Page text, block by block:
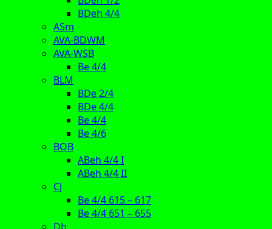
BDeh 4/4
ASm
AVA-BDWM
AVA-WSB
Be 4/4
BLM
BDe 2/4
BDe 4/4
Be 4/4
Be 4/6
BOB
ABeh 4/4 I
ABeh 4/4 II
CJ
Be 4/4 615 – 617
Be 4/4 651 – 655